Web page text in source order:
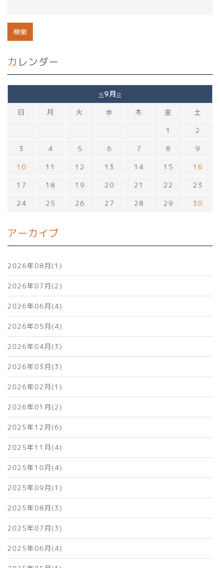
カレンダー
«9月»
日
月 火 水 木 金
土
1
2
3
4 5 6 7 8
9
10
11 12 13 14 15
16
17
18 19 20 21 22
23
24
25 26 27 28 29 30
アーカイブ
2026年08月(1)
2026年07月(2)
2026年06月(4)
2026年05月(4)
2026年04月(3)
2026年03月(3)
2026年02月(1)
2026年01月(2)
2025年12月(6)
2025年11月(4)
2025年10月(4)
2025年09月(1)
2025年08月(3)
2025年07月(3)
2025年06月(4)